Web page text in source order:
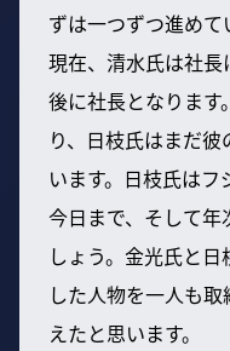
ずは一つずつ進めて
現在、清水氏は社
後に社長となりま
り、日枝氏はまだ
います。日枝氏はフ
今日まで、そして
しょう。金光氏と
した人物を一人も
えたと思います。